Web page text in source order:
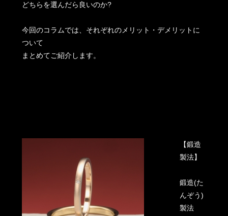
どちらを選んだら良いのか?
今回のコラムでは、それぞれのメリット・デメリットに
ついて
まとめてご紹介します。
【鍛造
製法】
鍛造(た
んぞう)
製法